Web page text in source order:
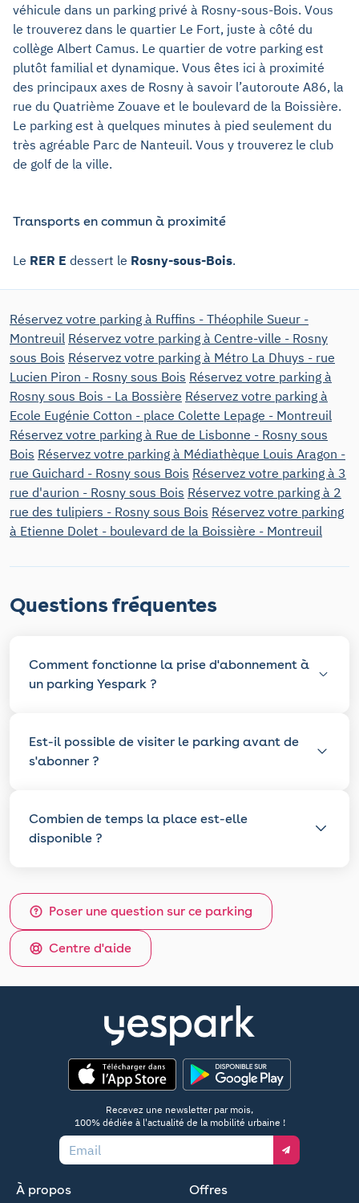
véhicule dans un parking privé à Rosny-sous-Bois. Vous
le trouverez dans le quartier Le Fort, juste à côté du
collège Albert Camus. Le quartier de votre parking est
plutôt familial et dynamique. Vous êtes ici à proximité
des principaux axes de Rosny à savoir l’autoroute A86, la
rue du Quatrième Zouave et le boulevard de la Boissière.
Le parking est à quelques minutes à pied seulement du
très agréable Parc de Nanteuil. Vous y trouverez le club
de golf de la ville.
Transports en commun à proximité
Le RER E dessert le Rosny-sous-Bois.
Réservez votre parking à Ruffins - Théophile Sueur -
Montreuil Réservez votre parking à Centre-ville - Rosny
sous Bois Réservez votre parking à Métro La Dhuys - rue
Lucien Piron - Rosny sous Bois Réservez votre parking à
Rosny sous Bois - La Bossière Réservez votre parking à
Ecole Eugénie Cotton - place Colette Lepage - Montreuil
Réservez votre parking à Rue de Lisbonne - Rosny sous
Bois Réservez votre parking à Médiathèque Louis Aragon -
rue Guichard - Rosny sous Bois Réservez votre parking à 3
rue d'aurion - Rosny sous Bois Réservez votre parking à 2
rue des tulipiers - Rosny sous Bois Réservez votre parking
à Etienne Dolet - boulevard de la Boissière - Montreuil
Questions fréquentes
Comment fonctionne la prise d'abonnement à
un parking Yespark ?
Est-il possible de visiter le parking avant de
s'abonner ?
Combien de temps la place est-elle
disponible ?
Poser une question sur ce parking
Centre d'aide
Recevez une newsletter par mois,
100% dédiée à l'actualité de la mobilité urbaine !
À propos Offres